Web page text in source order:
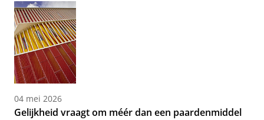
04 mei 2026
Gelijkheid vraagt om méér dan een paardenmiddel